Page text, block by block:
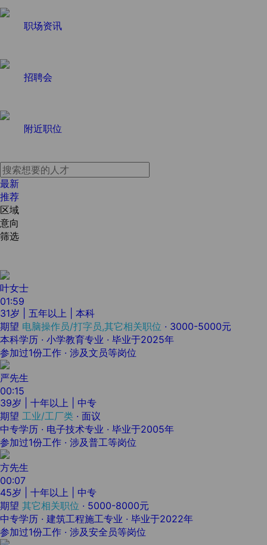
职场资讯
招聘会
附近职位
最新
推荐
区域
意向
筛选
叶女士
01:59
31岁 | 五年以上 | 本科
期望 电脑操作员/打字员,其它相关职位 · 3000-5000元
本科学历 · 小学教育专业 · 毕业于2025年
参加过1份工作 · 涉及文员等岗位
严先生
00:15
39岁 | 十年以上 | 中专
期望 工业/工厂类 · 面议
中专学历 · 电子技术专业 · 毕业于2005年
参加过1份工作 · 涉及普工等岗位
方先生
00:07
45岁 | 十年以上 | 中专
期望 其它相关职位 · 5000-8000元
中专学历 · 建筑工程施工专业 · 毕业于2022年
参加过1份工作 · 涉及安全员等岗位